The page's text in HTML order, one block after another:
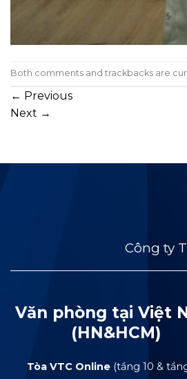
Both comments and trackbacks are
← Previous
Next →
Công ty
Văn phòng tại Việt
(HN&HCM)
Tòa VTC Online(tầng 10 &